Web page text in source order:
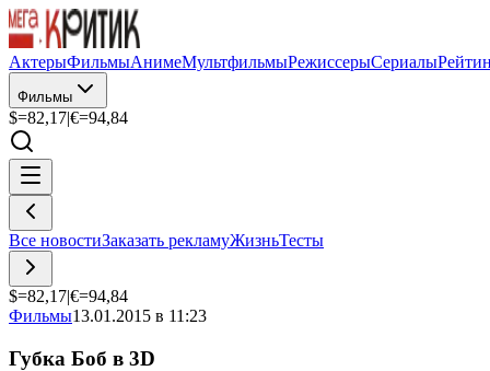
АктерыФильмыАнимеМультфильмыРежиссерыСериалы
Фильмы
$=82,17|€=94,84
Все новостиЗаказать рекламуЖизньТесты
$=82,17|€=94,84
Фильмы13.01.2015 в 11:23
Губка Боб в 3D